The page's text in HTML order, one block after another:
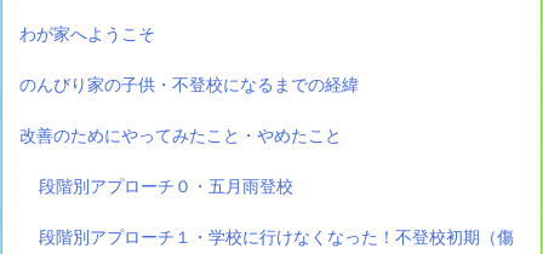
わが家へようこそ
のんびり家の子供・不登校になるまでの経緯
改善のためにやってみたこと・やめたこと
段階別アプローチ０・五月雨登校
段階別アプローチ１・学校に行けなくなった！不登校初期（傷